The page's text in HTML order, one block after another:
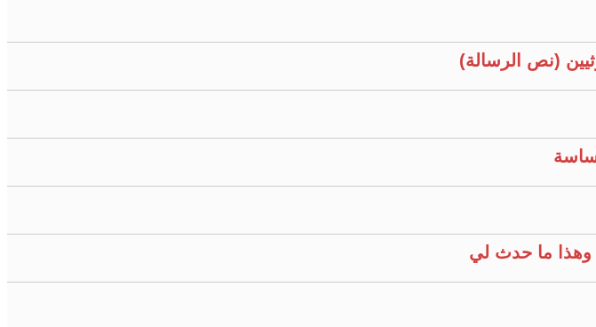
(نص الرسالة)
وهذا ما حدث لي